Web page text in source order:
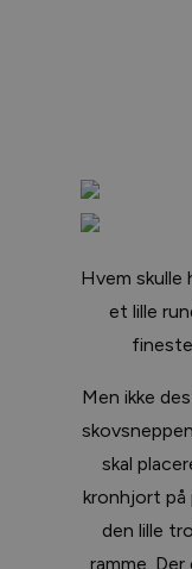
Hvem skulle
et lille
Men ikke
skovsneppen,
skal
kronhjort på
den lille
ramme.